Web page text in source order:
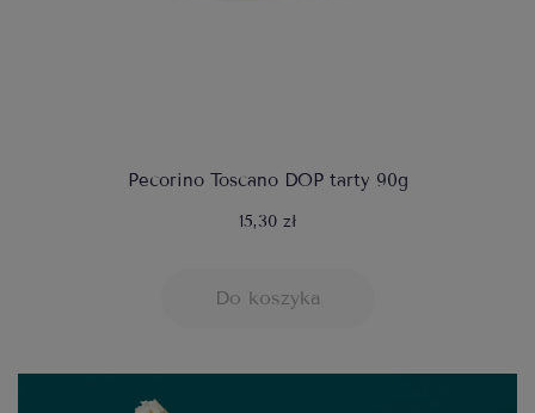
Pecorino Toscano DOP tarty 90g
15,30 zł
Do koszyka